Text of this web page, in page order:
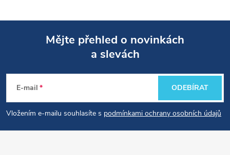
p
a
Mějte přehled o novinkách
a slevách
E-mail
Vložením e-mailu souhlasíte s podmínkami ochrany osobních údajů
ODEBÍRAT